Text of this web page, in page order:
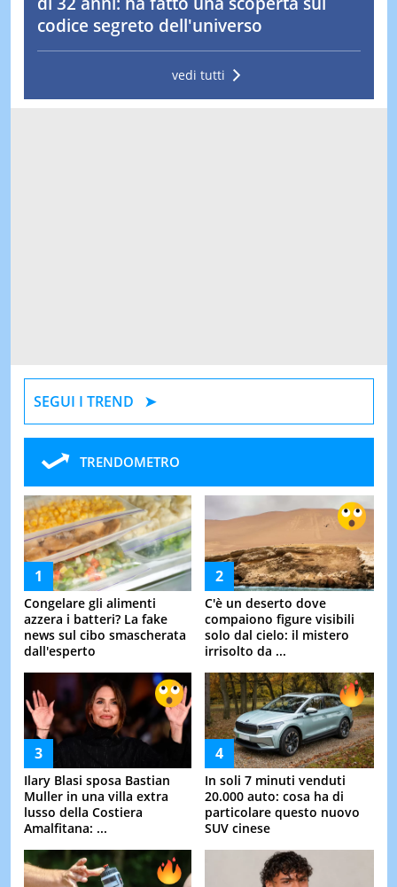
codice segreto dell'universo
vedi tutti
SEGUI I TREND
TRENDOMETRO
Congelare gli alimenti
azzera i batteri? La fake
news sul cibo smascherata
dall'esperto
C'è un deserto dove
compaiono figure visibili
solo dal cielo: il mistero
irrisolto da ...
Ilary Blasi sposa Bastian
Muller in una villa extra
lusso della Costiera
Amalfitana: ...
In soli 7 minuti venduti
20.000 auto: cosa ha di
particolare questo nuovo
SUV cinese